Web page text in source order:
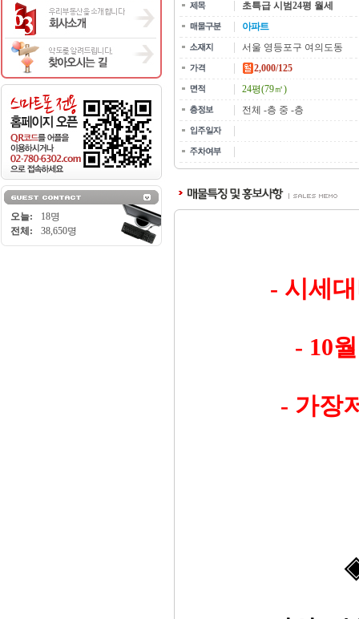
오늘:
18명
전체:
38,650명
초특급 시범24평 월세
아파트
서울 영등포구 여의도동
2,000/125
24평(79㎡)
전체 -층 중 -층
- 시세
- 10
- 가장